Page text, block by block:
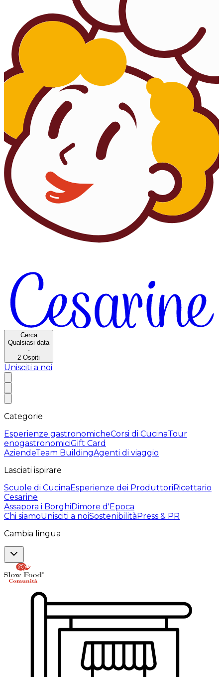
Cerca
Qualsiasi data
·
2 Ospiti
Unisciti a noi
Categorie
Esperienze gastronomicheCorsi di CucinaTour
enogastronomiciGift Card
AziendeTeam BuildingAgenti di viaggio
Lasciati ispirare
Scuole di CucinaEsperienze dei ProduttoriRicettario
Cesarine
Assapora i BorghiDimore d'Epoca
Chi siamoUnisciti a noiSostenibilitàPress & PR
Cambia lingua